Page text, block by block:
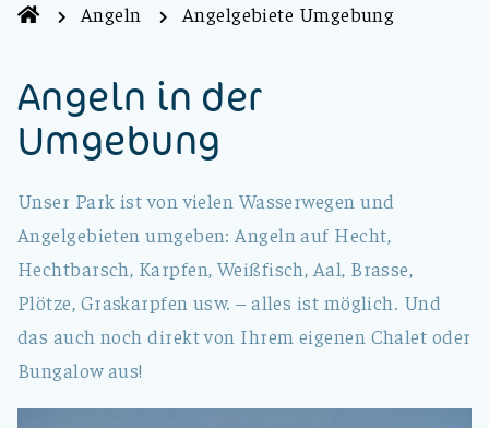
Angeln Angelgebiete Umgebung
Angeln in der
Umgebung
Unser Park ist von vielen Wasserwegen und
Angelgebieten umgeben: Angeln auf Hecht,
Hechtbarsch, Karpfen, Weißfisch, Aal, Brasse,
Plötze, Graskarpfen usw. – alles ist möglich. Und
das auch noch direkt von Ihrem eigenen Chalet oder
Bungalow aus!